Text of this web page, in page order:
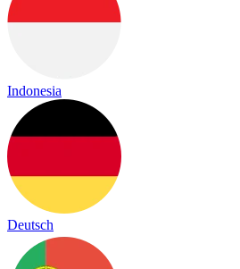
Indonesia
Deutsch